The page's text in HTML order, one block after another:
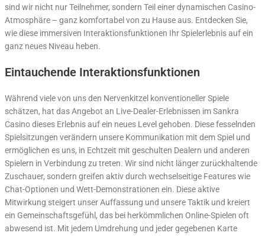
sind wir nicht nur Teilnehmer, sondern Teil einer dynamischen Casino-
Atmosphäre – ganz komfortabel von zu Hause aus. Entdecken Sie,
wie diese immersiven Interaktionsfunktionen Ihr Spielerlebnis auf ein
ganz neues Niveau heben.
Eintauchende Interaktionsfunktionen
Während viele von uns den Nervenkitzel konventioneller Spiele
schätzen, hat das Angebot an Live-Dealer-Erlebnissen im Sankra
Casino dieses Erlebnis auf ein neues Level gehoben. Diese fesselnden
Spielsitzungen verändern unsere Kommunikation mit dem Spiel und
ermöglichen es uns, in Echtzeit mit geschulten Dealern und anderen
Spielern in Verbindung zu treten. Wir sind nicht länger zurückhaltende
Zuschauer, sondern greifen aktiv durch wechselseitige Features wie
Chat-Optionen und Wett-Demonstrationen ein. Diese aktive
Mitwirkung steigert unser Auffassung und unsere Taktik und kreiert
ein Gemeinschaftsgefühl, das bei herkömmlichen Online-Spielen oft
abwesend ist. Mit jedem Umdrehung und jeder gegebenen Karte